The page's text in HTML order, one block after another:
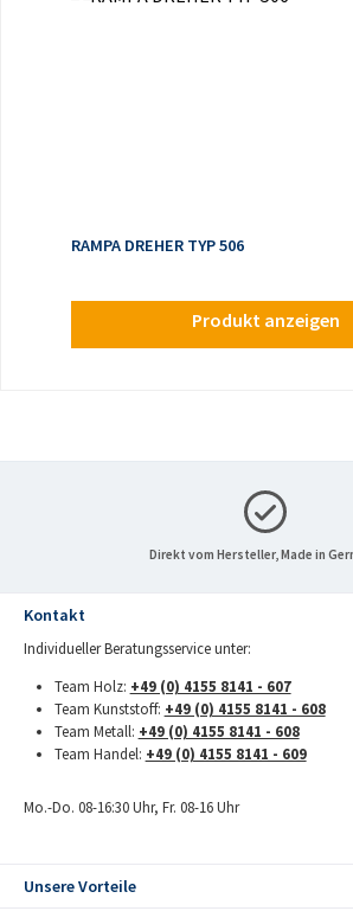
RAMPA DREHER TYP 506
Produkt anzeigen
Direkt vom Hersteller, Made in
Kontakt
Individueller Beratungsservice unter:
Team Holz: +49 (0) 4155 8141 - 607
Team Kunststoff: +49 (0) 4155 8141 - 608
Team Metall: +49 (0) 4155 8141 - 608
Team Handel: +49 (0) 4155 8141 - 609
Mo.-Do. 08-16:30 Uhr, Fr. 08-16 Uhr
Unsere Vorteile